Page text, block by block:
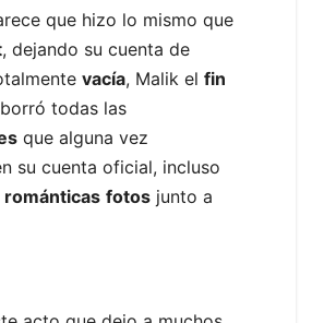
que hizo lo mismo que
, dejando su cuenta de
vacía, Malik el fin
borró todas las
que alguna vez
su cuenta oficial, incluso
románticas fotos junto a